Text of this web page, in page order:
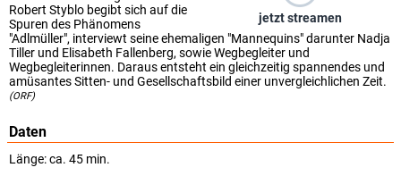
jetzt streamen
Robert Styblo begibt sich auf die
Spuren des Phänomens
"Adlmüller", interviewt seine ehemaligen "Mannequins" darunter Nadja
Tiller und Elisabeth Fallenberg, sowie Wegbegleiter und
Wegbegleiterinnen. Daraus entsteht ein gleichzeitig spannendes und
amüsantes Sitten- und Gesellschaftsbild einer unvergleichlichen Zeit.
(ORF)
Daten
Länge: ca. 45 min.